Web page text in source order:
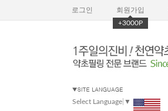
Select Language ▼
로그인 회원가입
+3000P